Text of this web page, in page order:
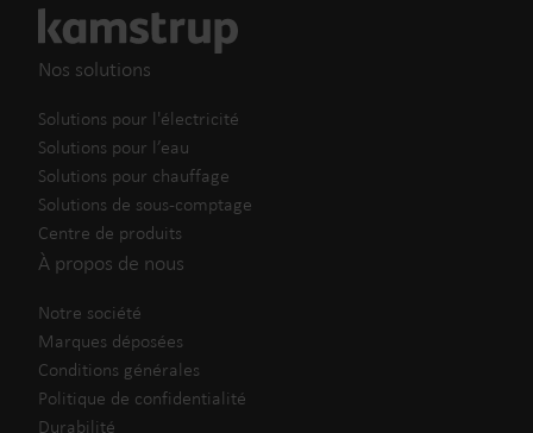
Nos solutions
Solutions pour l'électricité
Solutions pour l’eau
Solutions pour chauffage
Solutions de sous-comptage
Centre de produits
À propos de nous
Notre société
Marques déposées
Conditions générales
Politique de confidentialité
Durabilité